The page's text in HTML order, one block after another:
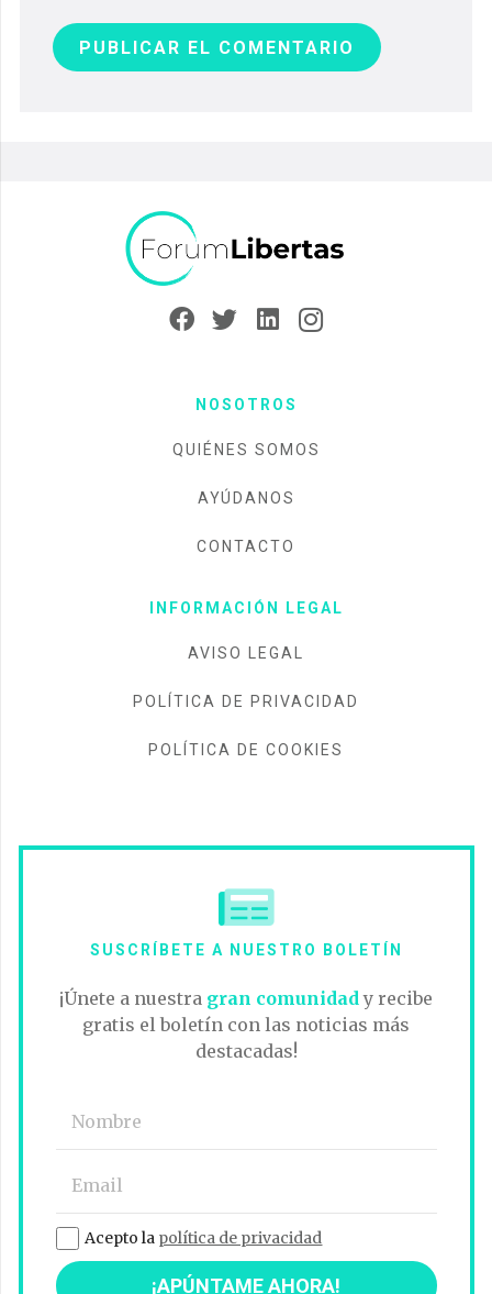
PUBLICAR EL COMENTARIO
NOSOTROS
QUIÉNES SOMOS
AYÚDANOS
CONTACTO
INFORMACIÓN LEGAL
AVISO LEGAL
POLÍTICA DE PRIVACIDAD
POLÍTICA DE COOKIES
SUSCRÍBETE A NUESTRO BOLETÍN
¡Únete a nuestra gran comunidad y recibe
gratis el boletín con las noticias más
destacadas!
Acepto la política de privacidad